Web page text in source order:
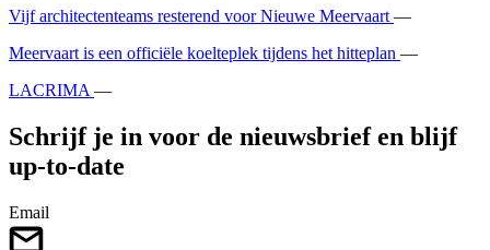
Vijf architectenteams resterend voor Nieuwe Meervaart —
Meervaart is een officiële koelteplek tijdens het hitteplan —
LACRIMA —
Schrijf je in voor de nieuwsbrief en blijf
up-to-date
Email